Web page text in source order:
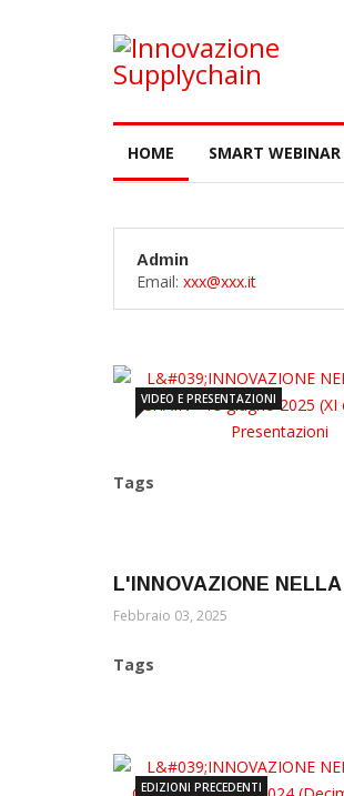
HOME SMART WEBINAR
Admin
Email: xxx@xxx.it
VIDEO E PRESENTAZIONI
Tags
L'INNOVAZIONE
Febbraio 03, 2025
Tags
EDIZIONI PRECEDENTI